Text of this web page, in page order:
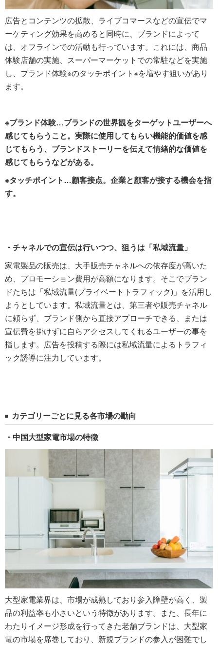
広告とコンテンツの拡散、ライブコマースなどの宣伝でマ
ーケティング効果を高めると同時に、ブランドによって
は、オフラインでの活動も行っています。これには、商品
体験店舗の実施、スーパーマーケットでの常駐などを実施
し、ブランド体験※のタッチポイント※を増やす狙いがあり
ます。
※ブランド体験…ブランドの世界観をターゲットユーザーへ
感じてもらうこと。実際に使用してもらい機能的価値を感
じてもらう、ブランドストーリーを伝えて情緒的な価値を
感じてもらうなどがある。
※タッチポイント…顧客接点。企業と顧客が接する機会を指
す。
・チャネルでの宣伝は行いつつ、狙うは「私域流量」
家電製品の販売は、大手販売チャネルへの依存度が高いた
め、プロモーション費用が高額になります。そこでブラン
ドたちは「私域流量(プライベートトラフィック)」を活用し
ようとしています。私域流量とは、第三者や販売チャネル
に頼らず、ブランド側から直接アプローチできる、または
宣伝費を掛けずに自らアクセスしてくれるユーザーの事を
指します。広告を投稿する際には私域流量によるトラフィ
ック誘導に注力しています。
カテゴリーごとに見る各市場の動向
・中国大型家電市場の特徴
大型家電業界は、市場が成熟しており参入障壁が高く、製
品の利益率も小さいという特徴があります。また、長年に
わたりイメージ形成を行ってきた老舗ブランドは、大型家
電の市場を席巻しており、新規ブランドの参入が困難でし